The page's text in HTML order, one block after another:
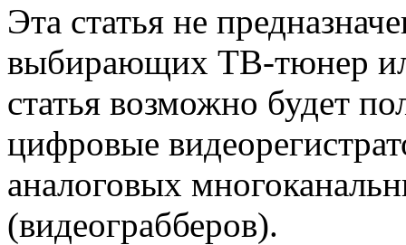
Эта статья не
выбирающих ТВ-тюнер
статья возможно будет
цифровые
аналоговых
(видеограбберов).